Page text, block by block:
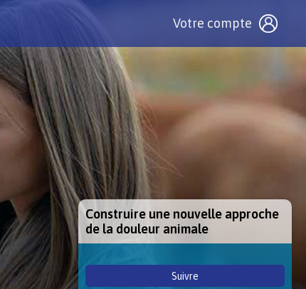
Votre compte
Construire une nouvelle approche
de la douleur animale
Suivre